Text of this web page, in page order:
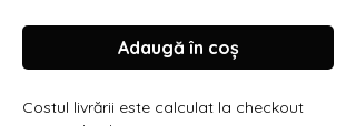
Adaugă în coș
Costul livrării este calculat la checkout